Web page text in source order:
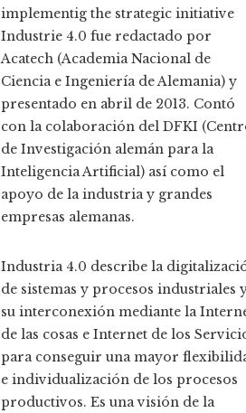
implementig the strategic initiative
Industrie 4.0 fue redactado por
Acatech (Academia Nacional de
Ciencia e Ingeniería de Alemania) y
presentado en abril de 2013. Contó
con la colaboración del DFKI
de Investigación alemán para la
Inteligencia Artificial) así como el
apoyo de la industria y grandes
empresas alemanas.
Industria 4.0 describe la
de sistemas y procesos industriales
su interconexión mediante la
de las cosas e Internet de los
para conseguir una mayor
e individualización de los procesos
productivos. Es una visión de la